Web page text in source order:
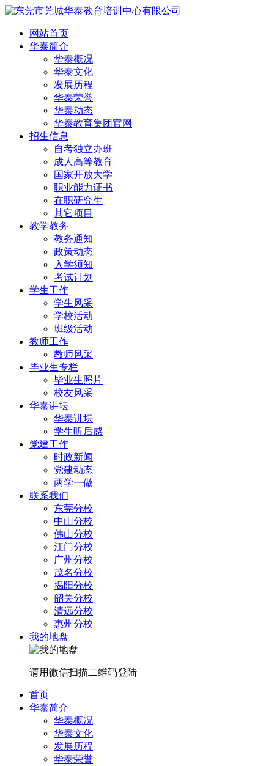
网站首页
华泰简介
华泰概况
华泰文化
发展历程
华泰荣誉
华泰动态
华泰教育集团官网
招生信息
自考独立办班
成人高等教育
国家开放大学
职业能力证书
在职研究生
其它项目
教学教务
教务通知
政策动态
入学须知
考试计划
学生工作
学生风采
学校活动
班级活动
教师工作
教师风采
毕业生专栏
毕业生照片
校友风采
华泰讲坛
华泰讲坛
学生听后感
党建工作
时政新闻
党建动态
两学一做
联系我们
东莞分校
中山分校
佛山分校
江门分校
广州分校
茂名分校
揭阳分校
韶关分校
清远分校
惠州分校
我的地盘
请用微信扫描二维码登陆
首页
华泰简介
华泰概况
华泰文化
发展历程
华泰荣誉